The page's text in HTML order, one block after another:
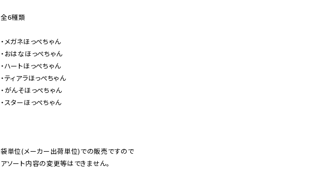
全6種類
・メガネほっぺちゃん
・おはなほっぺちゃん
・ハートほっぺちゃん
・ティアラほっぺちゃん
・がんそほっぺちゃん
・スターほっぺちゃん
袋単位(メーカー出荷単位)での販売ですので
アソート内容の変更等はできません。